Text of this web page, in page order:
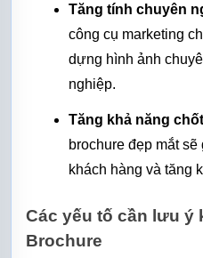
Tăng tính chuyên
công cụ marketing
dựng hình ảnh
nghiệp.
Tăng khả năng
brochure đẹp mắt
khách hàng và tăng
Các yếu tố cần lưu ý
Brochure